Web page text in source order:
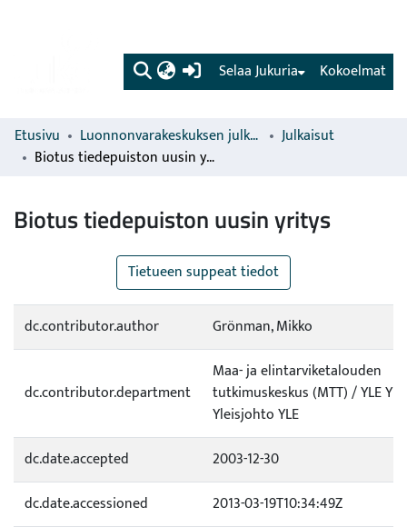
(current) Kokoelmat
Selaa Jukuria
Etusivu Luonnonvarakeskuksen julkaisut
Julkaisut
Biotus tiedepuiston uusin yritys
Biotus tiedepuiston uusin yritys
Tietueen suppeat tiedot
dc.contributor.author Grönman, Mikko
dc.contributor.department
Maa- ja elintarviketalouden
tutkimuskeskus (MTT) / YLE
Yleisjohto YLE
dc.date.accepted
2003-12-30
dc.date.accessioned
2013-03-19T10:34:49Z